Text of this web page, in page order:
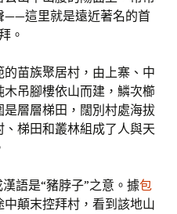
——這里就是遠近著名的首
。
苗族聚居村，由上寨、中
吊腳樓依山而建，鱗次櫛
是層層梯田，闊別村處海拔
梯田和叢林組成了人與天
語是“豬脖子”之意。據包
顛末控拜村，看到該地山